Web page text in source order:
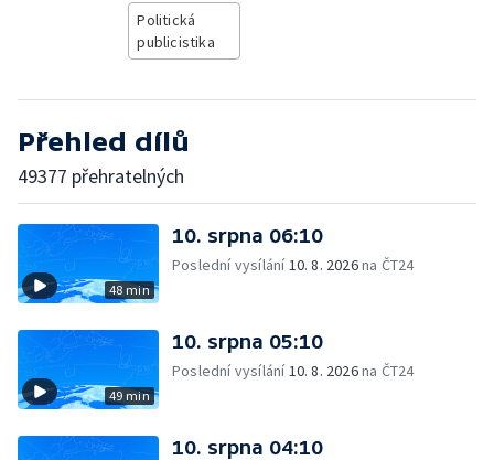
Politická
publicistika
Přehled dílů
49377 přehratelných
48 min
10. srpna 06:10
Poslední vysílání10. 8. 2026na ČT24
49 min
10. srpna 05:10
Poslední vysílání10. 8. 2026na ČT24
10. srpna 04:10